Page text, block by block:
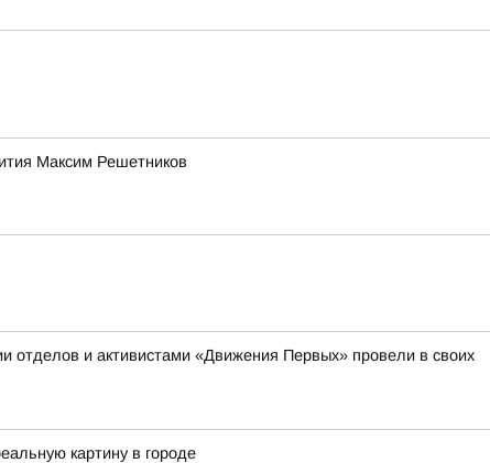
Максим Решетников
отделов и активистами «Движения Первых» провели в своих
картину в городе